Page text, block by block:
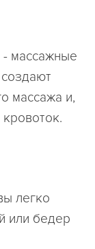
массажные
массажа и,
легко
или бедер